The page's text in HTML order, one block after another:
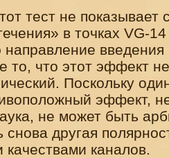
тест не показывает
в точках VG-
направление введения
то, что этот эффект не
Поскольку
эффект,
не может быть
другая
каналов.